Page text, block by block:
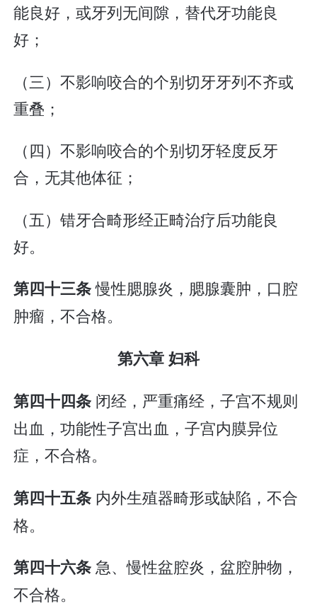
能良好，或牙列无间隙，替代牙功能良
好；
（三）不影响咬合的个别切牙牙列不齐或
重叠；
（四）不影响咬合的个别切牙轻度反牙
合，无其他体征；
（五）错牙合畸形经正畸治疗后功能良
好。
第四十三条慢性腮腺炎，腮腺囊肿，口腔
肿瘤，不合格。
第六章 妇科
第四十四条 闭经，严重痛经，子宫不规则
出血，功能性子宫出血，子宫内膜异位
症，不合格。
第四十五条 内外生殖器畸形或缺陷，不合
格。
第四十六条急、慢性盆腔炎，盆腔肿物，
不合格。